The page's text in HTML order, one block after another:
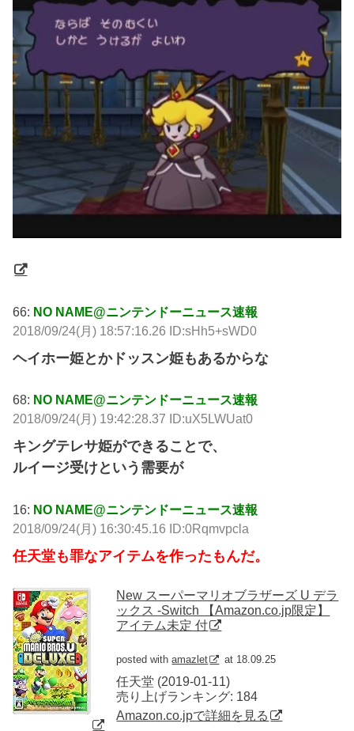
66: NO NAME@ニンテンドーニュース速報
2018/09/24(月) 18:57:16.26 ID:sHh5+sWD0
ヘイホー姫とかドッスン姫もあるからな
68: NO NAME@ニンテンドーニュース速報
2018/09/24(月) 19:42:28.37 ID:uX5LWUat0
キングテレサ姫ができることで、
ルイージ受けという需要が
16: NO NAME@ニンテンドーニュース速報
2018/09/24(月) 16:30:45.16 ID:0Rqmvpcla
任天堂も罪なアイテムを作ったもんだ。
New スーパーマリオブラザーズ U デラ
ックス -Switch 【Amazon.co.jp限定】
アイテム未定 付
posted withamazlet at 18.09.25
任天堂 (2019-01-11)
売り上げランキング: 184
Amazon.co.jpで詳細を見る